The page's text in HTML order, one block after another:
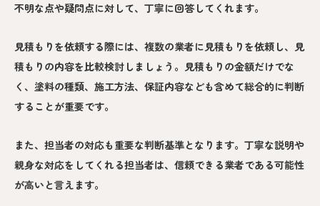
不明な点や疑問点に対して、丁寧に回答してくれます。
見積もりを依頼する際には、複数の業者に見積もりを依頼し、見
積もりの内容を比較検討しましょう。見積もりの金額だけでな
く、塗料の種類、施工方法、保証内容なども含めて総合的に判断
することが重要です。
また、担当者の対応も重要な判断基準となります。丁寧な説明や
親身な対応をしてくれる担当者は、信頼できる業者である可能性
が高いと言えます。